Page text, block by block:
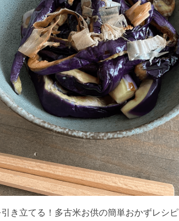
き立てる！多古米お供の簡単おかずレシピ